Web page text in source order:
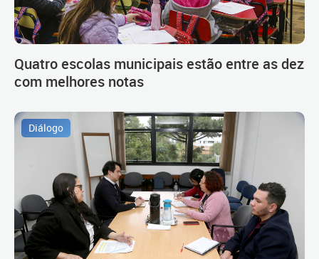
Quatro escolas municipais estão entre as dez
com melhores notas
Diálogo